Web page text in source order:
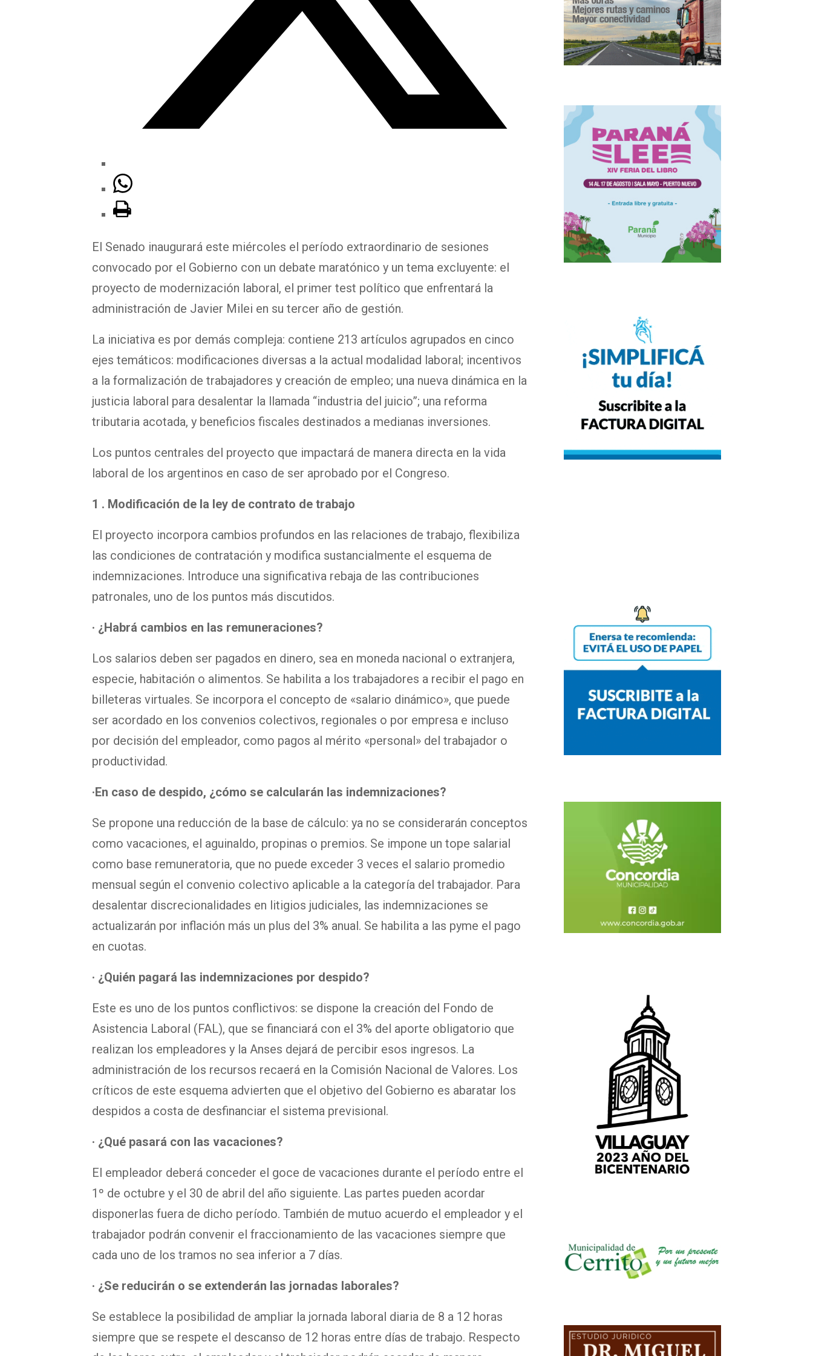
El Senado inaugurará este miércoles el período extraordinario de sesiones
convocado por el Gobierno con un debate maratónico y un tema excluyente: el
proyecto de modernización laboral, el primer test político que enfrentará la
administración de Javier Milei en su tercer año de gestión.
La iniciativa es por demás compleja: contiene 213 artículos agrupados en cinco
ejes temáticos: modificaciones diversas a la actual modalidad laboral; incentivos
a la formalización de trabajadores y creación de empleo; una nueva dinámica en la
justicia laboral para desalentar la llamada “industria del juicio”; una reforma
tributaria acotada, y beneficios fiscales destinados a medianas inversiones.
Los puntos centrales del proyecto que impactará de manera directa en la vida
laboral de los argentinos en caso de ser aprobado por el Congreso.
1 . Modificación de la ley de contrato de trabajo
El proyecto incorpora cambios profundos en las relaciones de trabajo, flexibiliza
las condiciones de contratación y modifica sustancialmente el esquema de
indemnizaciones. Introduce una significativa rebaja de las contribuciones
patronales, uno de los puntos más discutidos.
· ¿Habrá cambios en las remuneraciones?
Los salarios deben ser pagados en dinero, sea en moneda nacional o extranjera,
especie, habitación o alimentos. Se habilita a los trabajadores a recibir el pago en
billeteras virtuales. Se incorpora el concepto de «salario dinámico», que puede
ser acordado en los convenios colectivos, regionales o por empresa e incluso
por decisión del empleador, como pagos al mérito «personal» del trabajador o
productividad.
·En caso de despido, ¿cómo se calcularán las indemnizaciones?
Se propone una reducción de la base de cálculo: ya no se considerarán conceptos
como vacaciones, el aguinaldo, propinas o premios. Se impone un tope salarial
como base remuneratoria, que no puede exceder 3 veces el salario promedio
mensual según el convenio colectivo aplicable a la categoría del trabajador. Para
desalentar discrecionalidades en litigios judiciales, las indemnizaciones se
actualizarán por inflación más un plus del 3% anual. Se habilita a las pyme el pago
en cuotas.
· ¿Quién pagará las indemnizaciones por despido?
Este es uno de los puntos conflictivos: se dispone la creación del Fondo de
Asistencia Laboral (FAL), que se financiará con el 3% del aporte obligatorio que
realizan los empleadores y la Anses dejará de percibir esos ingresos. La
administración de los recursos recaerá en la Comisión Nacional de Valores. Los
críticos de este esquema advierten que el objetivo del Gobierno es abaratar los
despidos a costa de desfinanciar el sistema previsional.
· ¿Qué pasará con las vacaciones?
El empleador deberá conceder el goce de vacaciones durante el período entre el
1º de octubre y el 30 de abril del año siguiente. Las partes pueden acordar
disponerlas fuera de dicho período. También de mutuo acuerdo el empleador y el
trabajador podrán convenir el fraccionamiento de las vacaciones siempre que
cada uno de los tramos no sea inferior a 7 días.
· ¿Se reducirán o se extenderán las jornadas laborales?
Se establece la posibilidad de ampliar la jornada laboral diaria de 8 a 12 horas
siempre que se respete el descanso de 12 horas entre días de trabajo. Respecto